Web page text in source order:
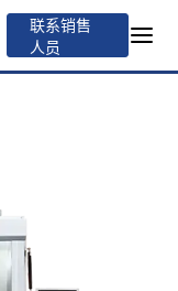
联系销售
人员